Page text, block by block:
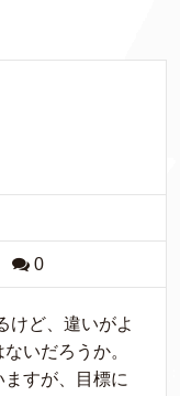
0
けど、違いがよ
いだろうか。
すが、目標に